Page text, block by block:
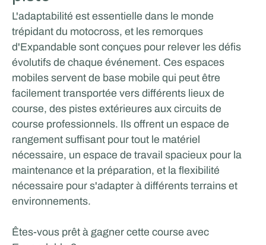
L'adaptabilité est essentielle dans le monde
trépidant du motocross, et les remorques
d'Expandable sont conçues pour relever les défis
évolutifs de chaque événement. Ces espaces
mobiles servent de base mobile qui peut être
facilement transportée vers différents lieux de
course, des pistes extérieures aux circuits de
course professionnels. Ils offrent un espace de
rangement suffisant pour tout le matériel
nécessaire, un espace de travail spacieux pour la
maintenance et la préparation, et la flexibilité
nécessaire pour s'adapter à différents terrains et
environnements.
Êtes-vous prêt à gagner cette course avec